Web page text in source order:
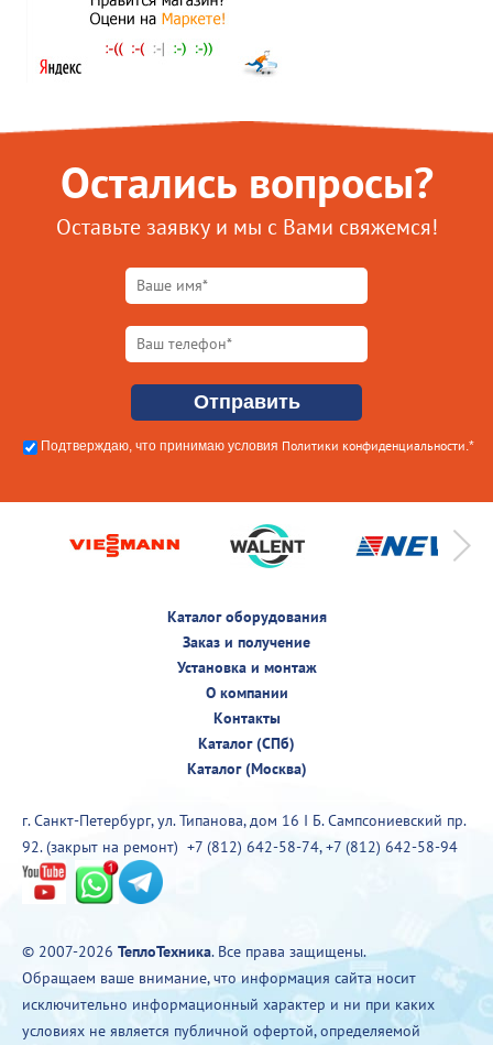
Остались вопросы?
Оставьте заявку и мы с Вами свяжемся!
Подтверждаю, что принимаю условия Политики конфиденциальности.*
Каталог оборудования
Заказ и получение
Установка и монтаж
О компании
Контакты
Каталог (СПб)
Каталог (Москва)
г. Санкт-Петербург, ул. Типанова, дом 16 I Б. Сампсониевский пр.
92. (закрыт на ремонт) +7 (812) 642-58-74,+7 (812) 642-58-94
© 2007-2026 ТеплоТехника. Все права защищены.
Обращаем ваше внимание, что информация сайта носит
исключительно информационный характер и ни при каких
условиях не является публичной офертой, определяемой